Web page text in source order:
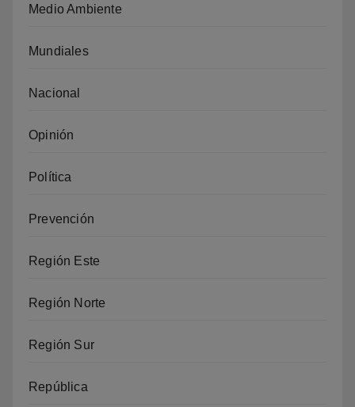
Medio Ambiente
Mundiales
Nacional
Opinión
Política
Prevención
Región Este
Región Norte
Región Sur
República